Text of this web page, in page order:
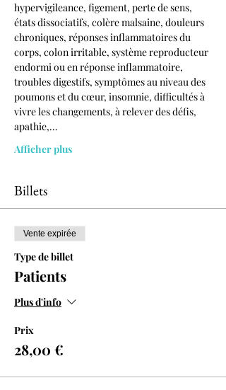
hypervigileance, figement, perte de sens,
états dissociatifs, colère malsaine, douleurs
chroniques, réponses inflammatoires du
corps, colon irritable, système reproducteur
endormi ou en réponse inflammatoire,
troubles digestifs, symptômes au niveau des
poumons et du cœur, insomnie, difficultés à
vivre les changements, à relever des défis,
apathie,…
Afficher plus
Billets
Vente expirée
Type de billet
Patients
Plus d'info
Prix
28,00 €